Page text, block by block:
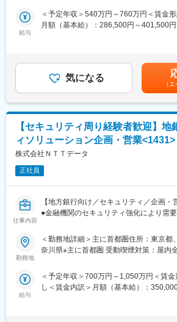
計・製造を長年担い、航空機関連製品
献しています。新機体開発や枯渇部品対
変更の範囲：会社の定める業務
ご提案にあたり導入までの流れや期間の
を目指します。
の協力を得ながら予算・納期・品質が満
し、お客さまと密に連携しサービスイン
└VPN、ルーター、有線などの領域
└KDDI IP-VPNのご提案など
└セキュリティ領域
└ゼロトラストの実現を実装するCato
■当社のミッション｜中小企業の「はた
人手不足など、課題を多く抱える中小企
することで、お客さまの「はたらく未来
ミッションです。
る、経営の重要事項といえます。
「プロフェッショナル」と「マネジメン
ップがあります。
給与
＜予定年収＞540万円～760万円＜賃金
月額（基本給）：286,500円～401,500
目安の金額であり、選考を通じて上下す
給(月額)は固定手当を含めた表記です。
気になる
（
【セキュリティ周り経験者歓迎】地
ィソリューション企画・営業<1431>
株式会社ＮＴＴデータ
正社員
仕事内容
【地方銀行向け／セキュリティ／企画・
●金融機関のセキュリティ強化により需
【職務内容】
国内有数の規模を誇る、複数の地銀向け
【職務詳細】
勤務地
＜勤務地詳細＞主に首都圏住所：東京都
奈川県※主に首都圏 受動喫煙対策：屋内
給与
＜予定年収＞700万円～1,050万円＜賃
し＜賃金内訳＞月額（基本給）：